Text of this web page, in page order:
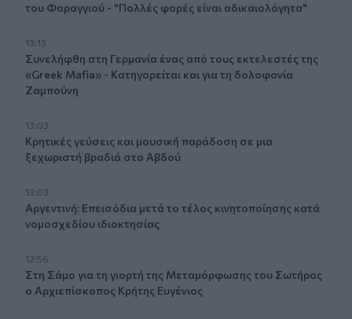
του Φαραγγιού - "Πολλές φορές είναι αδικαιολόγητα"
13:13
Συνελήφθη στη Γερμανία ένας από τους εκτελεστές της
«Greek Mafia» - Κατηγορείται και για τη δολοφονία
Ζαμπούνη
13:03
Κρητικές γεύσεις και μουσική παράδοση σε μια
ξεχωριστή βραδιά στο Αβδού
13:03
Αργεντινή: Επεισόδια μετά το τέλος κινητοποίησης κατά
νομοσχεδίου ιδιοκτησίας
12:56
Στη Σάμο για τη γιορτή της Μεταμόρφωσης του Σωτήρος
ο Αρχιεπίσκοπος Κρήτης Ευγένιος